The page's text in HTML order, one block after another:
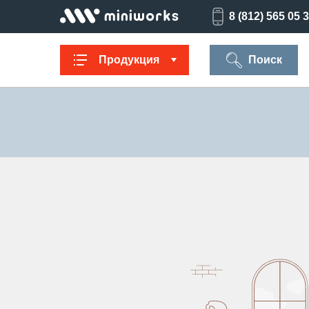
8 (812) 565 05
Продукция Поиск
Переходники и
Латодержатели
опоры